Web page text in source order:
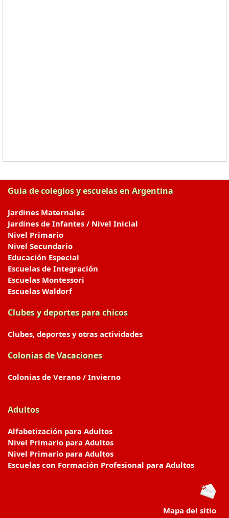
Guia de colegios y escuelas en Argentina
Jardines Maternales
Jardines de Infantes / Nivel Inicial
Nivel Primario
Nivel Secundario
Educación Especial
Escuelas de Integración
Escuelas Montessori
Escuelas Waldorf
Clubes y deportes para chicos
Clubes, deportes y otras actividades
Colonias de Vacaciones
Colonias de Verano / Invierno
Adultos
Alfabetización para Adultos
Nivel Primario para Adultos
Nivel Primario para Adultos
Escuelas con Formación Profesional para Adultos
Mapa del sitio